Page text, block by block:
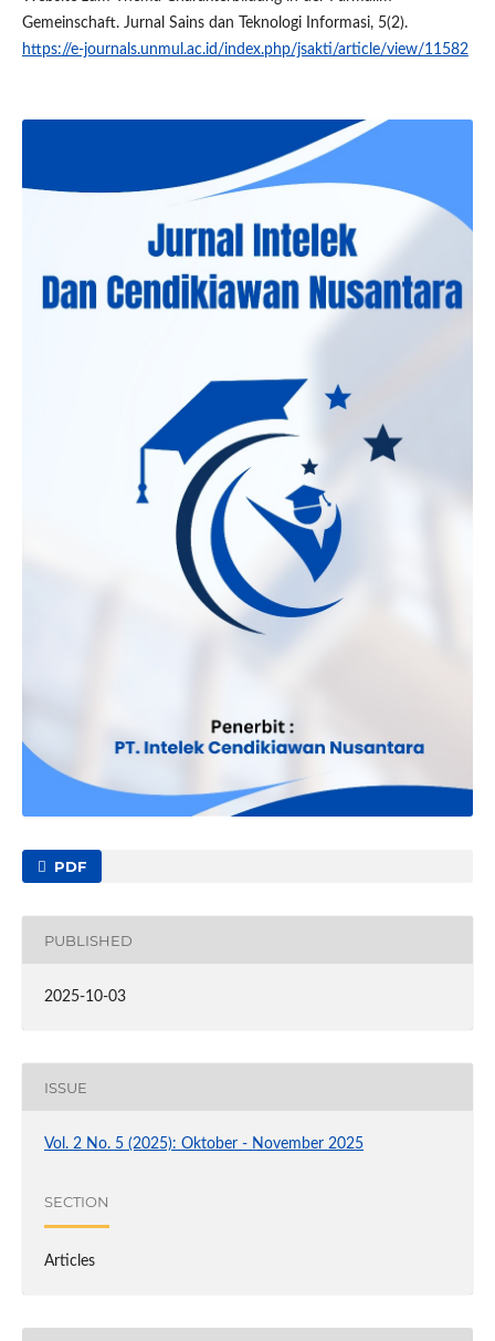
Gemeinschaft. Jurnal Sains dan Teknologi Informasi, 5(2).
https://e-journals.unmul.ac.id/index.php/jsakti/article/view/11582
PDF
PUBLISHED
2025-10-03
ISSUE
Vol. 2 No. 5 (2025): Oktober - November 2025
SECTION
Articles